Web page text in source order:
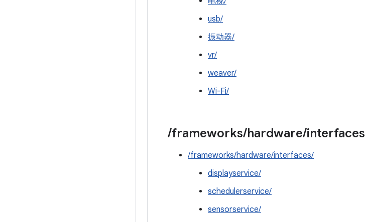
usb/
振动器/
vr/
weaver/
Wi-Fi/
/frameworks/hardware/interfaces
/frameworks/hardware/interfaces/
displayservice/
schedulerservice/
sensorservice/